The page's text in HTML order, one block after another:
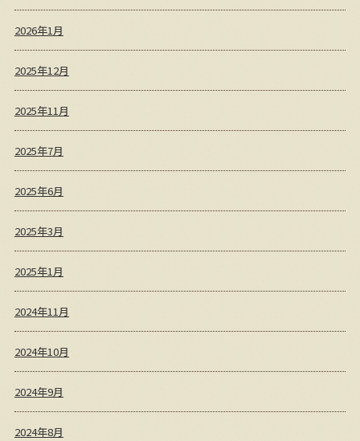
2026年1月
2025年12月
2025年11月
2025年7月
2025年6月
2025年3月
2025年1月
2024年11月
2024年10月
2024年9月
2024年8月